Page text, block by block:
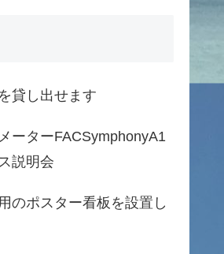
貸し出せます
ーターFACSymphonyA1
説明会
のポスター看板を設置し